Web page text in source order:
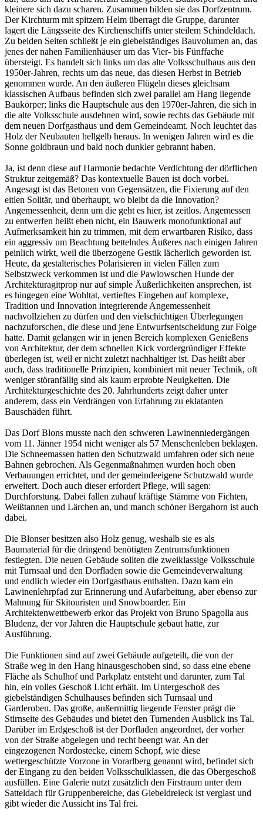
kleinere sich dazu scharen. Zusammen bilden sie das Dorfzentrum.
Der Kirchturm mit spitzem Helm überragt die Gruppe, darunter
lagert die Längsseite des Kirchenschiffs unter steilem Schindeldach.
Zu beiden Seiten schließt je ein giebelständiges Bauvolumen an, das
jenes der nahen Familienhäuser um das Vier- bis Fünffache
übersteigt. Es handelt sich links um das alte Volksschulhaus aus den
1950er-Jahren, rechts um das neue, das diesen Herbst in Betrieb
genommen wurde. An den äußeren Flügeln dieses gleichsam
klassischen Aufbaus befinden sich zwei parallel am Hang liegende
Baukörper; links die Hauptschule aus den 1970er-Jahren, die sich in
die alte Volksschule ausdehnen wird, sowie rechts das Gebäude mit
dem neuen Dorfgasthaus und dem Gemeindeamt. Noch leuchtet das
Holz der Neubauten hellgelb heraus. In wenigen Jahren wird es die
Sonne goldbraun und bald noch dunkler gebrannt haben.
Ja, ist denn diese auf Harmonie bedachte Verdichtung der dörflichen
Struktur zeitgemäß? Das kontextuelle Bauen ist doch vorbei.
Angesagt ist das Betonen von Gegensätzen, die Fixierung auf den
eitlen Solitär, und überhaupt, wo bleibt da die Innovation?
Angemessenheit, denn um die geht es hier, ist zeitlos. Angemessen
zu entwerfen heißt eben nicht, ein Bauwerk monofunktional auf
Aufmerksamkeit hin zu trimmen, mit dem erwartbaren Risiko, dass
ein aggressiv um Beachtung bettelndes Äußeres nach einigen Jahren
peinlich wirkt, weil die überzogene Gestik lächerlich geworden ist.
Heute, da gestalterisches Polarisieren in vielen Fällen zum
Selbstzweck verkommen ist und die Pawlowschen Hunde der
Architekturagitprop nur auf simple Äußerlichkeiten ansprechen, ist
es hingegen eine Wohltat, vertieftes Eingehen auf komplexe,
Tradition und Innovation integrierende Angemessenheit
nachvollziehen zu dürfen und den vielschichtigen Überlegungen
nachzuforschen, die diese und jene Entwurfsentscheidung zur Folge
hatte. Damit gelangen wir in jenen Bereich komplexen Genießens
von Architektur, der dem schnellen Kick vordergründiger Effekte
überlegen ist, weil er nicht zuletzt nachhaltiger ist. Das heißt aber
auch, dass traditionelle Prinzipien, kombiniert mit neuer Technik, oft
weniger störanfällig sind als kaum erprobte Neuigkeiten. Die
Architekturgeschichte des 20. Jahrhunderts zeigt daher unter
anderem, dass ein Verdrängen von Erfahrung zu eklatanten
Bauschäden führt.
Das Dorf Blons musste nach den schweren Lawinenniedergängen
vom 11. Jänner 1954 nicht weniger als 57 Menschenleben beklagen.
Die Schneemassen hatten den Schutzwald umfahren oder sich neue
Bahnen gebrochen. Als Gegenmaßnahmen wurden hoch oben
Verbauungen errichtet, und der gemeindeeigene Schutzwald wurde
erweitert. Doch auch dieser erfordert Pflege, will sagen:
Durchforstung. Dabei fallen zuhauf kräftige Stämme von Fichten,
Weißtannen und Lärchen an, und manch schöner Bergahorn ist auch
dabei.
Die Blonser besitzen also Holz genug, weshalb sie es als
Baumaterial für die dringend benötigten Zentrumsfunktionen
festlegten. Die neuen Gebäude sollten die zweiklassige Volksschule
mit Turnsaal und den Dorfladen sowie die Gemeindeverwaltung
und endlich wieder ein Dorfgasthaus enthalten. Dazu kam ein
Lawinenlehrpfad zur Erinnerung und Aufarbeitung, aber ebenso zur
Mahnung für Skitouristen und Snowboarder. Ein
Architektenwettbewerb erkor das Projekt von Bruno Spagolla aus
Bludenz, der vor Jahren die Hauptschule gebaut hatte, zur
Ausführung.
Die Funktionen sind auf zwei Gebäude aufgeteilt, die von der
Straße weg in den Hang hinausgeschoben sind, so dass eine ebene
Fläche als Schulhof und Parkplatz entsteht und darunter, zum Tal
hin, ein volles Geschoß Licht erhält. Im Untergeschoß des
giebelständigen Schulhauses befinden sich Turnsaal und
Garderoben. Das große, außermittig liegende Fenster prägt die
Stirnseite des Gebäudes und bietet den Turnenden Ausblick ins Tal.
Darüber im Erdgeschoß ist der Dorfladen angeordnet, der vorher
von der Straße abgelegen und recht beengt war. An der
eingezogenen Nordostecke, einem Schopf, wie diese
wettergeschützte Vorzone in Vorarlberg genannt wird, befindet sich
der Eingang zu den beiden Volksschulklassen, die das Obergeschoß
ausfüllen. Eine Galerie nutzt zusätzlich den Firstraum unter dem
Satteldach für Gruppenbereiche, das Giebeldreieck ist verglast und
gibt wieder die Aussicht ins Tal frei.